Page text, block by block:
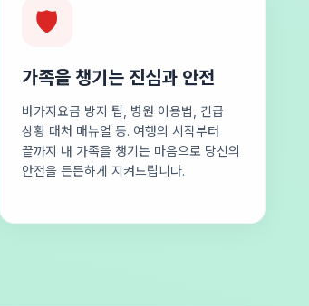
🛡️
가족을 챙기는 진심과 안전
바가지요금 방지 팁, 병원 이용법, 긴급
상황 대처 매뉴얼 등. 여행의 시작부터
끝까지 내 가족을 챙기는 마음으로 당신의
안전을 든든하게 지켜드립니다.